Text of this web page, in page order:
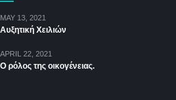
MAY 13, 2021
Αυξητική Χειλιών
APRIL 22, 2021
Ο ρόλος της οικογένειας.